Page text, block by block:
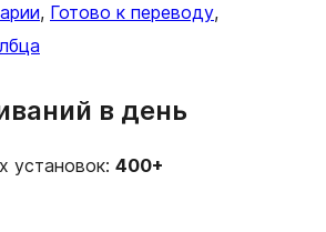
, Готово к переводу
в день
установок: 400+